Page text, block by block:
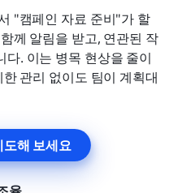
"캠페인 자료 준비"가 할
께 알림을 받고, 연관된 작
. 이는 병목 현상을 줄이
관리 없이도 팀이 계획대
도해 보세요